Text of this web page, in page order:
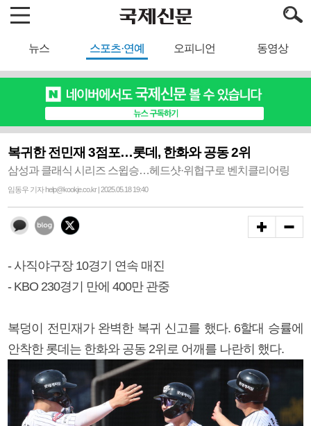
뉴스 스포츠·연예 오피니언 동영상
복귀한 전민재 3점포…롯데, 한화와 공동 2위
삼성과 클래식 시리즈 스윕승…헤드샷·위협구로 벤치클리어링
임동우 기자 help@kookje.co.kr | 2025.05.18 19:40
- 사직야구장 10경기 연속 매진
- KBO 230경기 만에 400만 관중
복덩이 전민재가 완벽한 복귀 신고를 했다. 6할대 승률에
안착한 롯데는 한화와 공동 2위로 어깨를 나란히 했다.